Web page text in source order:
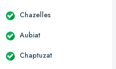
Chazelles
Aubiat
Chaptuzat